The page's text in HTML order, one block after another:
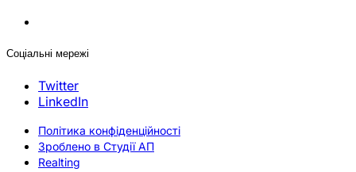
Соціальні мережі
Twitter
LinkedIn
Політика конфіденційності
Зроблено в Студії АП
Realting